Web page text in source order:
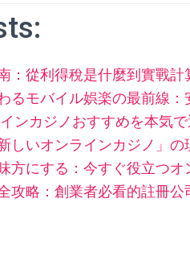
：從利得稅是什麼到實戰計
るモバイル娯楽の最前線
ンカジノおすすめを本気
しいオンラインカジノ」の
方にする：今すぐ役立つ
攻略：創業者必看的註冊公